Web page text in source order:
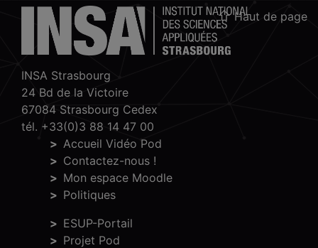
Haut de page
INSA Strasbourg
24 Bd de la Victoire
67084 Strasbourg Cedex
tél. +33(0)3 88 14 47 00
Accueil Vidéo Pod
Contactez-nous !
Mon espace Moodle
Politiques
ESUP-Portail
Projet Pod